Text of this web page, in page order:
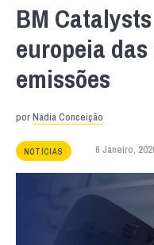
BM
europeia
emissões
porNádia Conceição
NOTÍCIAS 6 Janeiro,